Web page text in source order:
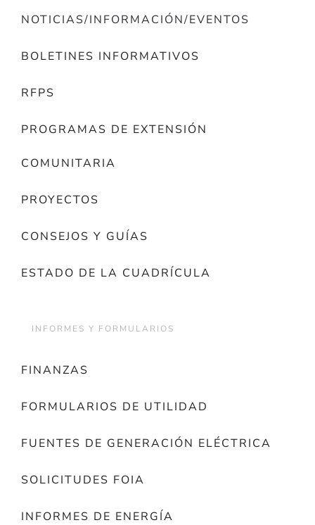
NOTICIAS/INFORMACIÓN/EVENTOS
BOLETINES INFORMATIVOS
RFPS
PROGRAMAS DE EXTENSIÓN
COMUNITARIA
PROYECTOS
CONSEJOS Y GUÍAS
ESTADO DE LA CUADRÍCULA
INFORMES Y FORMULARIOS
FINANZAS
FORMULARIOS DE UTILIDAD
FUENTES DE GENERACIÓN ELÉCTRICA
SOLICITUDES FOIA
INFORMES DE ENERGÍA